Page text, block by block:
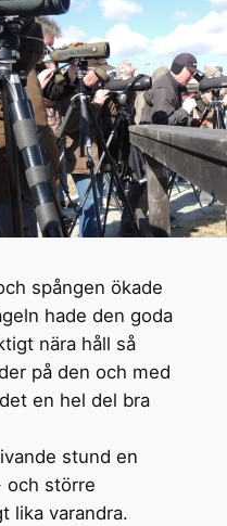
spången ökade
hade den goda
nära håll så
på den och med
en hel del bra
stund en
och större
lika varandra.